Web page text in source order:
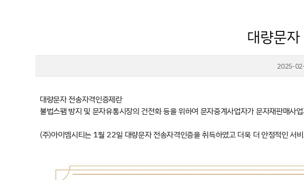
대량문
2025-
대량문자 전송자격인증제란
불법스팸 방지 및 문자유통시장의 건전화 등을 위하여 문자중계사업자가 문자재판매
(주)아이엠시티는 1월 22일 대량문자 전송자격인증을 취득하였고 더욱 더 안정적인 서